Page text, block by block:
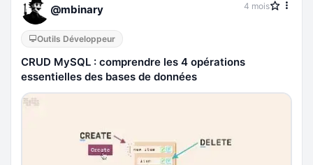
@mbinary 4 mois
Outils Développeur
CRUD MySQL : comprendre les 4 opérations
essentielles des bases de données